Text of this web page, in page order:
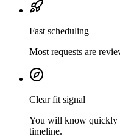
Fast scheduling
Most requests are
Clear fit signal
You will know quickly
timeline.